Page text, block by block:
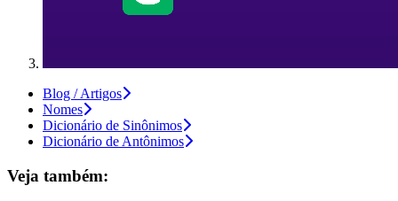
Blog / Artigos
Nomes
Dicionário de Sinônimos
Dicionário de Antônimos
Veja também: